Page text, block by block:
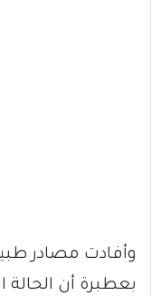
وأفادت مصادر
بعطبرة أن